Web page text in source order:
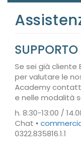
Se sei già cliente
per valutare le
Academy
e nelle modalità
h. 8:30-13:00 /
Chat •
0322.835816.1.1